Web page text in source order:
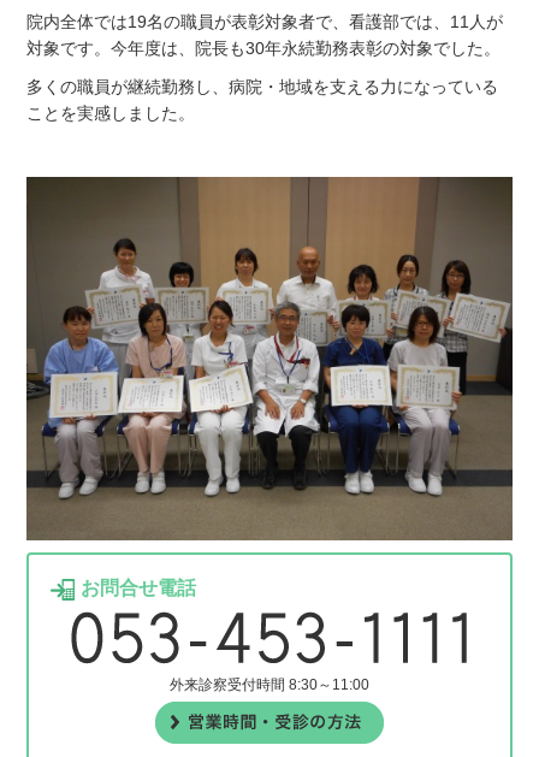
院内全体では19名の職員が表彰対象者で、看護部では、11人が
対象です。今年度は、院長も30年永続勤務表彰の対象でした。
多くの職員が継続勤務し、病院・地域を支える力になっている
ことを実感しました。
お問合せ電話
外来診察受付時間 8:30～11:00